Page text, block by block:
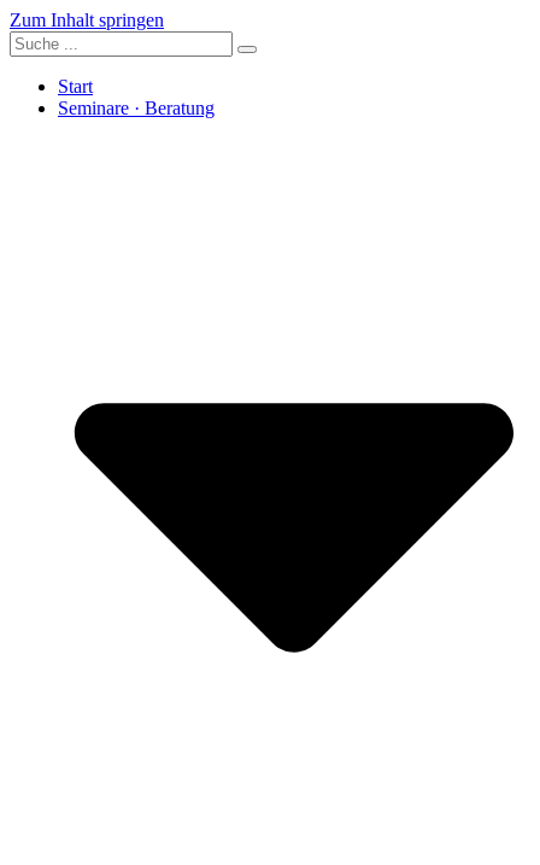
Zum Inhalt springen
Start
Seminare · Beratung